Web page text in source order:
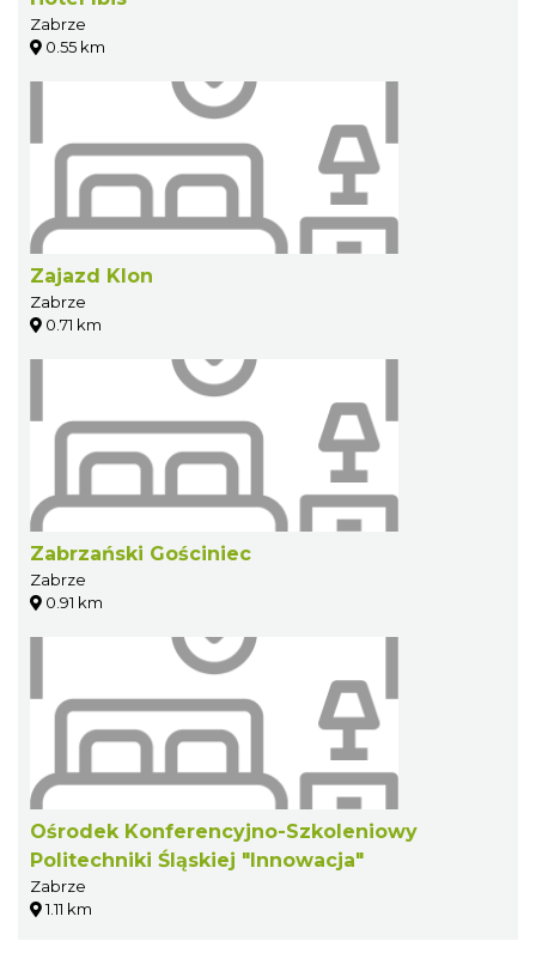
Zabrze
0.55 km
Zajazd Klon
Zabrze
0.71 km
Zabrzański Gościniec
Zabrze
0.91 km
Ośrodek Konferencyjno-Szkoleniowy
Politechniki Śląskiej "Innowacja"
Zabrze
1.11 km